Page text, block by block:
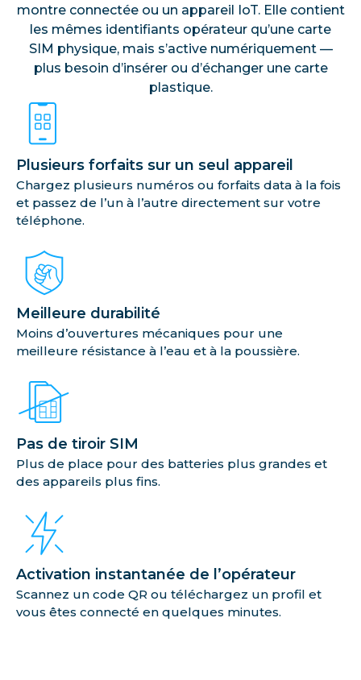
Plusieurs forfaits sur un seul appareil
Chargez plusieurs numéros ou forfaits data à la fois
et passez de l’un à l’autre directement sur votre
téléphone.
Meilleure durabilité
Moins d’ouvertures mécaniques pour une
meilleure résistance à l’eau et à la poussière.
Pas de tiroir SIM
Plus de place pour des batteries plus grandes et
des appareils plus fins.
Activation instantanée de l’opérateur
Scannez un code QR ou téléchargez un profil et
vous êtes connecté en quelques minutes.
montre connectée ou un appareil IoT. Elle contient
les mêmes identifiants opérateur qu’une carte
SIM physique, mais s’active numériquement —
plus besoin d’insérer ou d’échanger une carte
plastique.